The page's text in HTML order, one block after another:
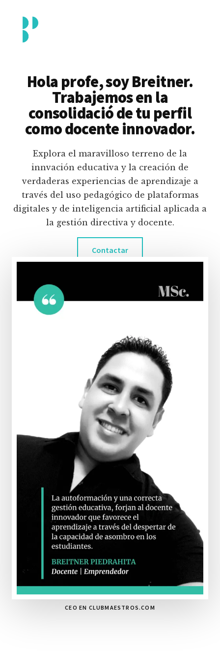
contenido
principal
menu
Piedrahita
docente
pedagógico
educativas
digitales
inteligencia
artificial.
Hola profe, soy Breitner.
Trabajemos en la
consolidació de tu perfil
como docente innovador.
Explora el maravilloso terreno de la
innvación educativa y la creación de
verdaderas experiencias de aprendizaje a
través del uso pedagógico de plataformas
digitales y de inteligencia artificial aplicada a
la gestión directiva y docente.
Contactar
CEO EN CLUBMAESTROS.COM